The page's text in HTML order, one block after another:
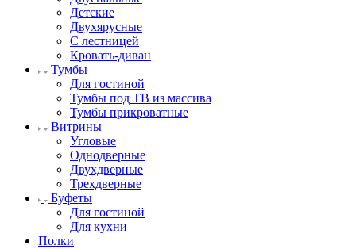
Детские
Двухярусные
С лестницей
Кровать-диван
Тумбы
Для гостиной
Тумбы под ТВ из массива
Тумбы прикроватные
Витрины
Угловые
Однодверные
Двухдверные
Трехдверные
Буфеты
Для гостиной
Для кухни
Полки